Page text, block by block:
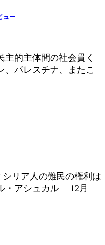
ュー
主的主体間の社会貫く
パレスチナ、またこ
リア人の難民の権利は
・アシュカル 12月